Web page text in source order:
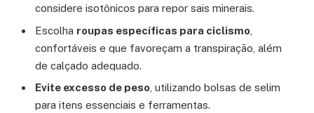
considere isotônicos para repor sais minerais.
Escolha roupas específicas para ciclismo
confortáveis e que favoreçam a transpiração, além
de calçado adequado.
Evite excesso de peso, utilizando bolsas de selim
para itens essenciais e ferramentas.